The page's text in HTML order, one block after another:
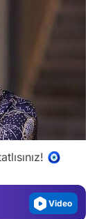
🧿
Magazin
Test